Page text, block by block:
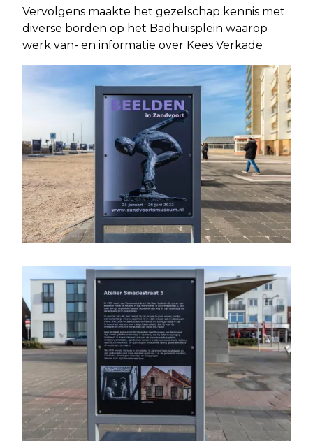
Vervolgens maakte het gezelschap kennis met
diverse borden op het Badhuisplein waarop
werk van- en informatie over Kees Verkade